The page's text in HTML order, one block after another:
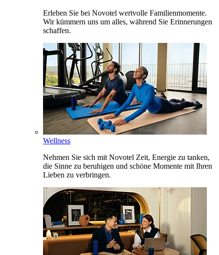
Erleben Sie bei Novotel wertvolle Familienmomente.
Wir kümmern uns um alles, während Sie Erinnerungen
schaffen.
Wellness
Nehmen Sie sich mit Novotel Zeit, Energie zu tanken,
die Sinne zu beruhigen und schöne Momente mit Ihren
Lieben zu verbringen.